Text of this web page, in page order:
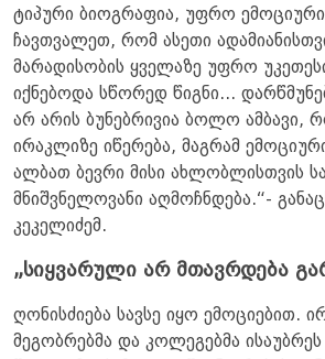
ტიპური ბიოგრაფია, უფრო ემოციური
ჩავთვალეთ, რომ ასეთი
მარადისობის ყველაზე უფრო
იქნებოდა სწორედ წიგნი...
არ არის ბუნებრივია ბოლო ამბავი,
ირაკლიზე იწერება, მაგრამ
ალბათ ბევრი მისი ახლობლისთვის
მნიშვნელოვანი აღმოჩნდება.“-
კეკელიძემ.
„სიყვარული არ მთავრდება
ღონისძიება სავსე იყო ემოციებით.
მეგობრებმა და კოლეგებმა